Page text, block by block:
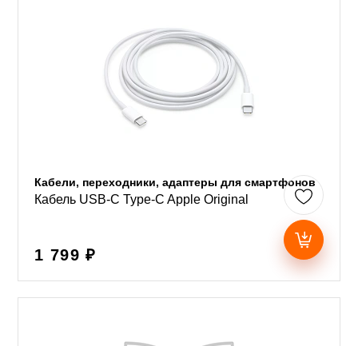
Кабели, переходники, адаптеры для смартфонов
Кабель USB-C Type-C Apple Original
1 799 ₽